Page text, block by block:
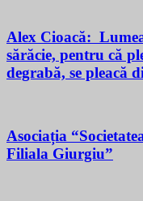
Alex Cioacă:
sărăcie, pentru că
degrabă, se pleacă
Asociația
Filiala Giurgiu”